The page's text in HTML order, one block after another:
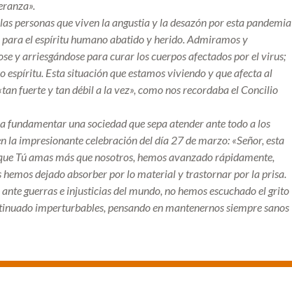
personas que viven la angustia y la desazón por esta pandemia
el espíritu humano abatido y herido. Admiramos y
y arriesgándose para curar los cuerpos afectados por el virus;
Esta situación que estamos viviendo y que afecta al
fuerte y tan débil a la vez», como nos recordaba el Concilio
una sociedad que sepa atender ante todo a los
la impresionante celebración del día 27 de marzo: «Señor, esta
Tú amas más que nosotros, hemos avanzado rápidamente,
hemos dejado absorber por lo material y trastornar por la prisa.
guerras e injusticias del mundo, no hemos escuchado el grito
imperturbables, pensando en mantenernos siempre sanos